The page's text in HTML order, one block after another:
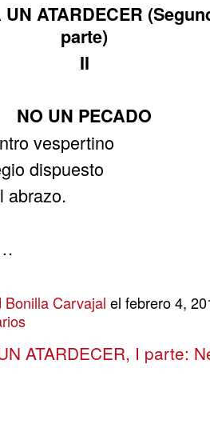
ATARDECER
parte)
II
NO UN PECADO
vespertino
dispuesto
abrazo.
Bonilla Carvajal el febrero 4,
ATARDECER, I parte: